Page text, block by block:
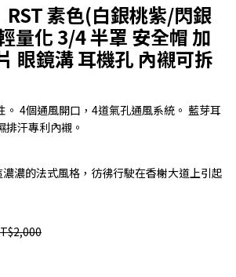
RST 素色(白銀桃紫/閃銀
量化 3/4 半罩 安全帽 加
眼鏡溝 耳機孔 內襯可拆
。 4個通風開口，4道氣孔通風系統。 藍芽耳
汗專利內襯。
濃的法式風格，彷彿行駛在香榭大道上引起